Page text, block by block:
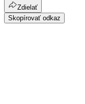
Zdielať
Skopírovať odkaz